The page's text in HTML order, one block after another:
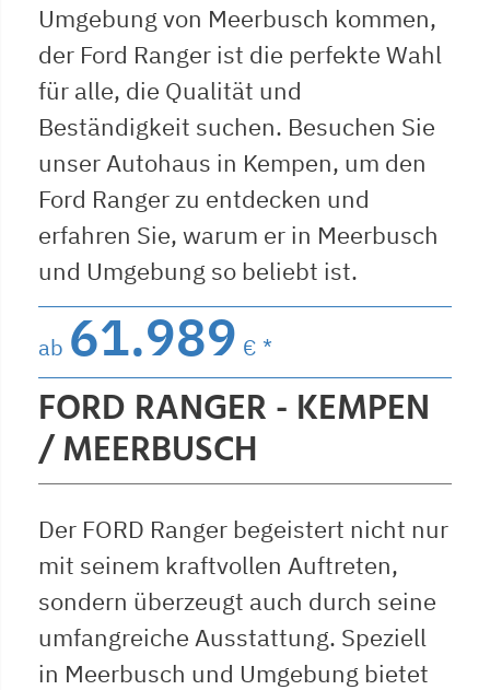
Umgebung von Meerbusch kommen,
der Ford Ranger ist die perfekte Wahl
für alle, die Qualität und
Beständigkeit suchen. Besuchen Sie
unser Autohaus in Kempen, um den
Ford Ranger zu entdecken und
erfahren Sie, warum er in Meerbusch
und Umgebung so beliebt ist.
ab 61.989 € *
FORD RANGER - KEMPEN
/ MEERBUSCH
Der FORD Ranger begeistert nicht nur
mit seinem kraftvollen Auftreten,
sondern überzeugt auch durch seine
umfangreiche Ausstattung. Speziell
in Meerbusch und Umgebung bietet